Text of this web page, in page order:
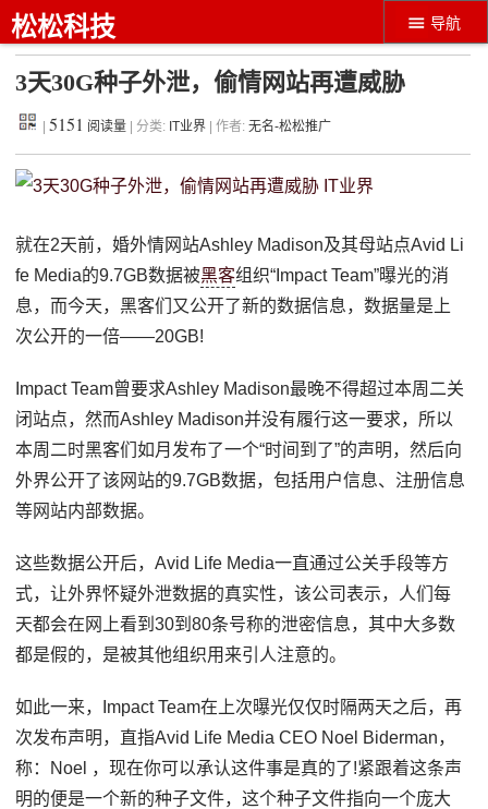
导航
松松科技
3天30G种子外泄，偷情网站再遭威胁
|5151 阅读量 | 分类: IT业界 | 作者:无名-松松推广
就在2天前，婚外情网站Ashley Madison及其母站点Avid Li
fe Media的9.7GB数据被黑客组织“Impact Team”曝光的消
息，而今天，黑客们又公开了新的数据信息，数据量是上
次公开的一倍——20GB!
Impact Team曾要求Ashley Madison最晚不得超过本周二关
闭站点，然而Ashley Madison并没有履行这一要求，所以
本周二时黑客们如月发布了一个“时间到了”的声明，然后向
外界公开了该网站的9.7GB数据，包括用户信息、注册信息
等网站内部数据。
这些数据公开后，Avid Life Media一直通过公关手段等方
式，让外界怀疑外泄数据的真实性，该公司表示，人们每
天都会在网上看到30到80条号称的泄密信息，其中大多数
都是假的，是被其他组织用来引人注意的。
如此一来，Impact Team在上次曝光仅仅时隔两天之后，再
次发布声明，直指Avid Life Media CEO Noel Biderman，
称：Noel ，现在你可以承认这件事是真的了!紧跟着这条声
明的便是一个新的种子文件，这个种子文件指向一个庞大